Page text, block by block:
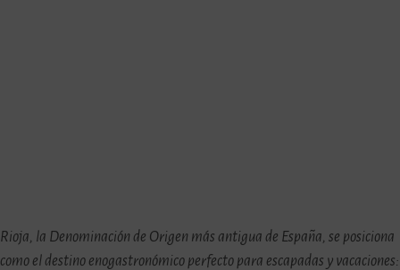
Rioja, la Denominación de Origen más antigua de España, se posiciona
como el destino enogastronómico perfecto para escapadas y vacaciones: